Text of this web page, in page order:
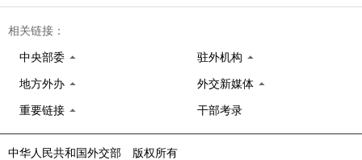
相关链接：
中央部委 驻外机构
地方外办 外交新媒体
重要链接 干部考录
中华人民共和国外交部 版权所有